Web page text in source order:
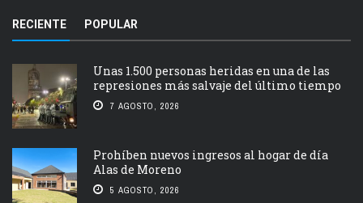
RECIENTE POPULAR
Unas 1.500 personas heridas en una de las
represiones más salvaje del último tiempo
7 AGOSTO, 2026
Prohíben nuevos ingresos al hogar de día
Alas de Moreno
5 AGOSTO, 2026